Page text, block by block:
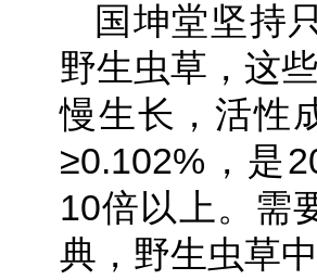
国坤堂坚持
野生虫草，这
慢生长，活性
≥0.102%，是
10倍以上。需
典，野生虫草